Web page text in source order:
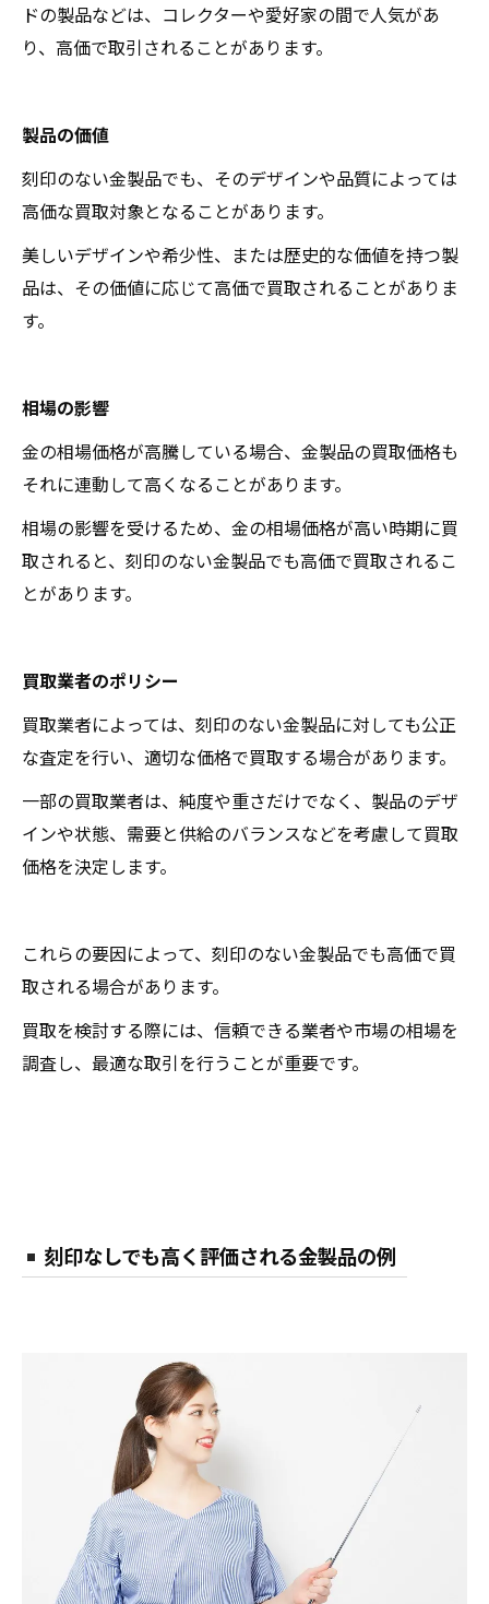
ドの製品などは、コレクターや愛好家の間で人気があ
り、高価で取引されることがあります。
製品の価値
刻印のない金製品でも、そのデザインや品質によっては
高価な買取対象となることがあります。
美しいデザインや希少性、または歴史的な価値を持つ製
品は、その価値に応じて高価で買取されることがありま
す。
相場の影響
金の相場価格が高騰している場合、金製品の買取価格も
それに連動して高くなることがあります。
相場の影響を受けるため、金の相場価格が高い時期に買
取されると、刻印のない金製品でも高価で買取されるこ
とがあります。
買取業者のポリシー
買取業者によっては、刻印のない金製品に対しても公正
な査定を行い、適切な価格で買取する場合があります。
一部の買取業者は、純度や重さだけでなく、製品のデザ
インや状態、需要と供給のバランスなどを考慮して買取
価格を決定します。
これらの要因によって、刻印のない金製品でも高価で買
取される場合があります。
買取を検討する際には、信頼できる業者や市場の相場を
調査し、最適な取引を行うことが重要です。
刻印なしでも高く評価される金製品の例